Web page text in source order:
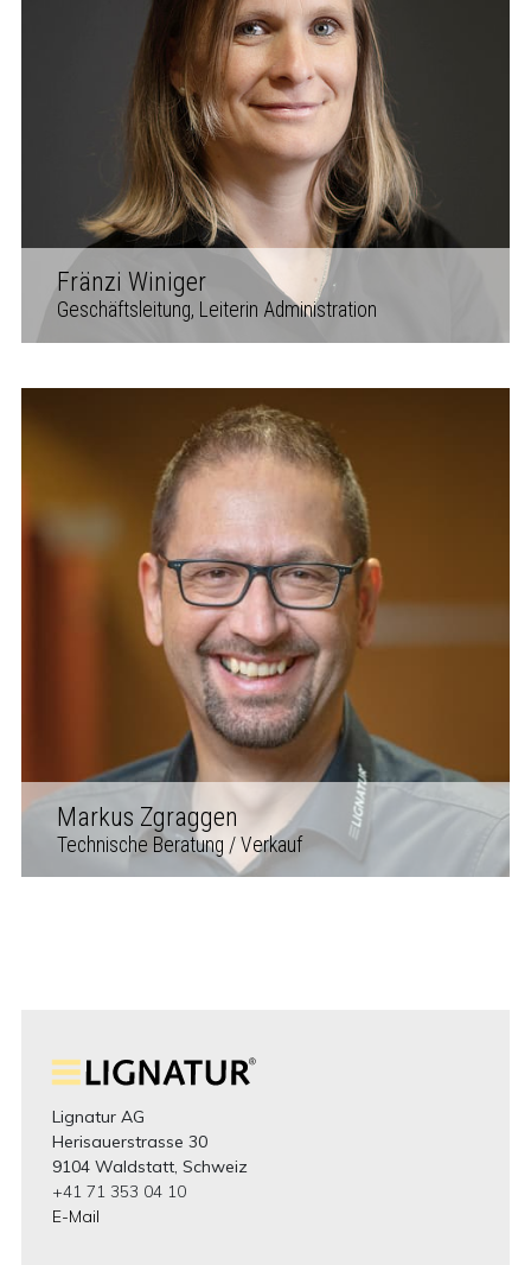
Fränzi Winiger
Geschäftsleitung, Leiterin Administration
Markus Zgraggen
Technische Beratung / Verkauf
Lignatur AG
Herisauerstrasse 30
9104 Waldstatt, Schweiz
+41 71 353 04 10
E-Mail